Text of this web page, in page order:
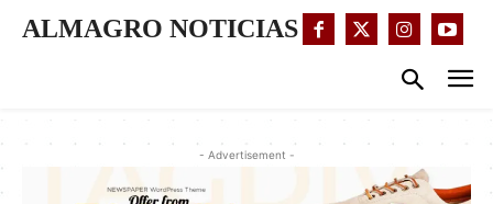
ALMAGRO NOTICIAS
- Advertisement -